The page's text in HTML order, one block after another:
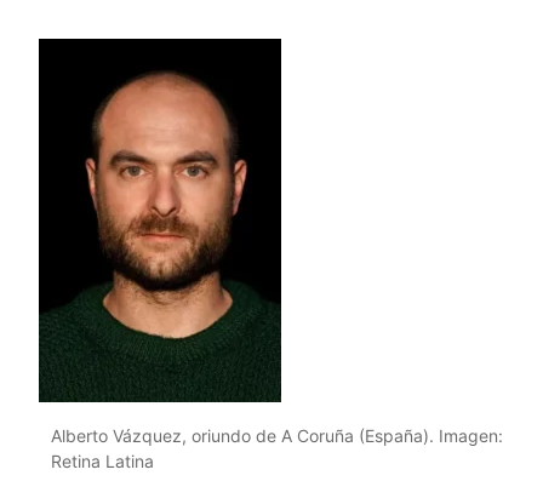
Alberto Vázquez, oriundo de A Coruña (España). Imagen:
Retina Latina